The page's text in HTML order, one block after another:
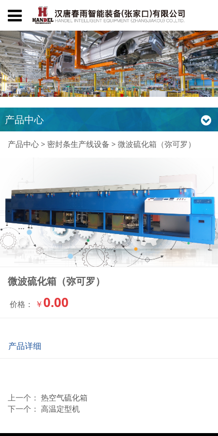
产品中心
微波硫化箱（弥可罗）
产品中心> 密封条生产线设备 > 微波硫化箱（弥可罗）
微波硫化箱（弥可罗）
价格： ￥ 0.00
产品详细
上一个： 热空气硫化箱
下一个： 高温定型机